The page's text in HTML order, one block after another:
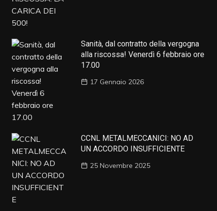
Sanità, dal contratto della vergogna
alla riscossa! Venerdì 6 febbraio ore
17.00
17 Gennaio 2026
CCNL METALMECCANICI: NO AD
UN ACCORDO INSUFFICIENTE
25 Novembre 2025